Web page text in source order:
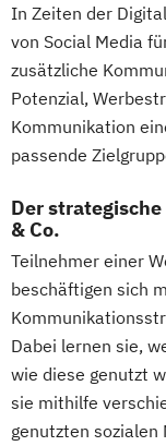
In Zeiten der
von Social Media
zusätzliche
Potenzial,
Kommunikation
passende
Der
& Co.
Teilnehmer einer
beschäftigen sich
Dabei lernen sie,
wie diese genutzt
sie mithilfe
genutzten